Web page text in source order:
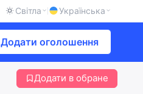
Світла Українська
Додати оголошення
Додати в обране